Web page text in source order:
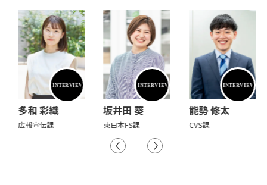
多和 彩織
広報宣伝課
坂井田 葵
東日本FS課
能勢 修太
CVS課